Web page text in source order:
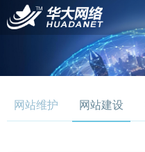
网站维护 网站建设